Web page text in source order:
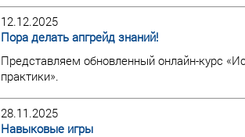
12.12.2025
Пора делать апгрейд знаний!
Представляем обновленный онлайн-курс
практики».
28.11.2025
Навыковые игры